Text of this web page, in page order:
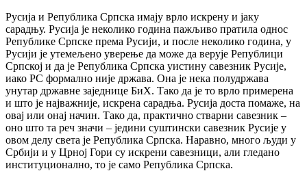
Русија и Република Српска имају врло искрену и јаку
сарадњу. Русија је неколико година пажљиво пратила однос
Републике Српске према Русији, и после неколико година, у
Русији је утемељено уверење да може да верује Републици
Српској и да је Република Српска уистину савезник Русије,
иако РС формално није држава. Она је нека полудржава
унутар државне заједнице БиХ. Тако да је то врло примерена
и што је најважније, искрена сарадња. Русија доста помаже, на
овај или онај начин. Тако да, практично стварни савезник –
оно што та реч значи – једини суштински савезник Русије у
овом делу света је Република Српска. Наравно, много људи у
Србији и у Црној Гори су искрени савезници, али гледано
институционално, то је само Република Српска.